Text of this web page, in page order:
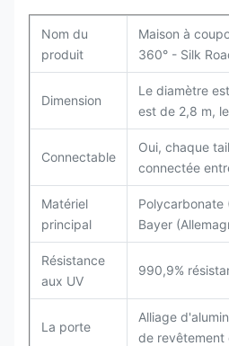
Nom du
produit
Maison à
360° - Silk
Dimension
Le diamètre
est de 2,8 m,
Connectable
Oui, chaque
connectée
Matériel
principal
Polycarbonate
Bayer
Résistance
aux UV
990,9%
La porte
Alliage
de revêtement